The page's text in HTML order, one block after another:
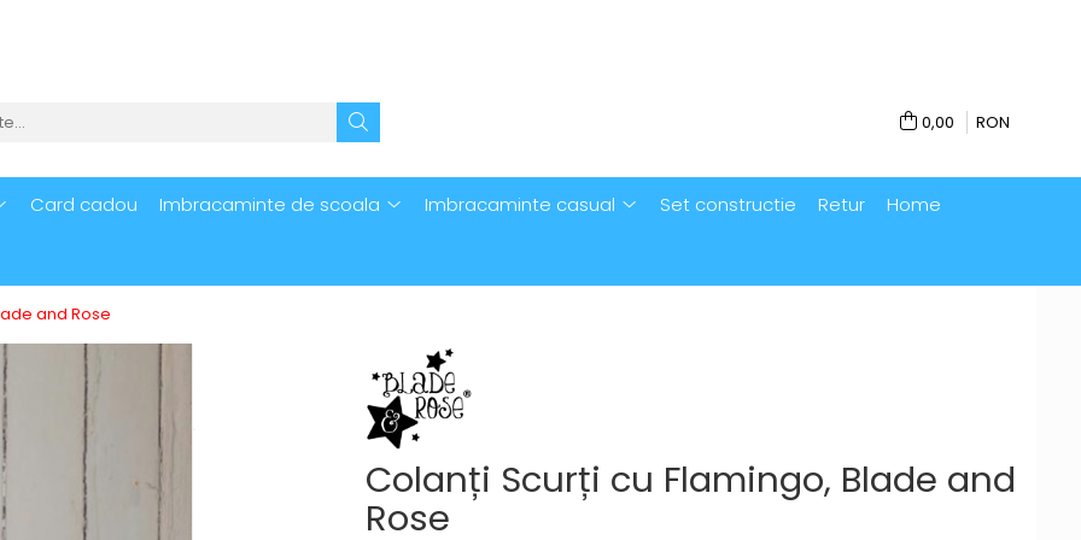
0,00 RON
Card cadou Imbracaminte de scoala Imbracaminte casual Set constructie Retur Home
and Rose
Colanți Scurți cu Flamingo, Blade and
Rose